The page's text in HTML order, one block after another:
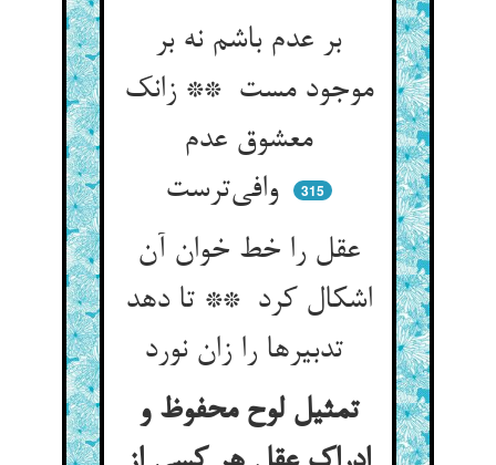
بر عدم باشم نه بر
موجود مست ** زانک
معشوق عدم
وافی‌ترست
315
عقل را خط خوان آن
اشکال کرد ** تا دهد
تمثیل لوح محفوظ و